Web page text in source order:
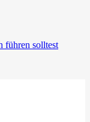
führen solltest